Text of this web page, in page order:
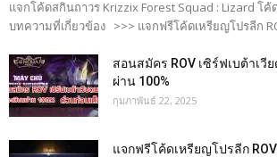
แจกโค้ดสกินถาวร Krizzix Forest Squad : Lizard โค้ด
บทความที่เกี่ยวข้อง >>> แจกฟรีโค้ดเหรียญโปรลีก
สอนสมัคร ROV เซิร์ฟเบต้าเวี
ผ่าน 100%
กุมภาพันธ์ 22, 2025
แจกฟรีโค้ดเหรียญโปรลีก